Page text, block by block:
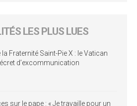
LES PLUS LUES
Fraternité Saint-Pie X : le Vatican
d’excommunication
sur le pape : « Je travaille pour un